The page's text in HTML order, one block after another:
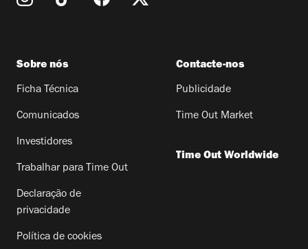
Sobre nós
Ficha Técnica
Comunicados
Investidores
Trabalhar para Time Out
Declaração de
privacidade
Política de cookies
Contacte-nos
Publicidade
Time Out Market
Time Out Worldwide